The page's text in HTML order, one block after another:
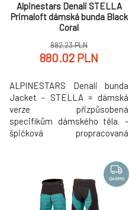
Alpinestars Denali STELLA
Primaloft dámská bunda Black
Coral
882.23 PLN
880.02 PLN
ALPINESTARS Denali bunda
Jacket - STELLA = dámská
verze přizpůsobená
specifikům dámského těla. -
špičková propracovaná
roku - s termálními panely ze
špičkového materiálu
Primaloft, s řízenou ventilací,
elastickými díly a dostatkem
DARMO